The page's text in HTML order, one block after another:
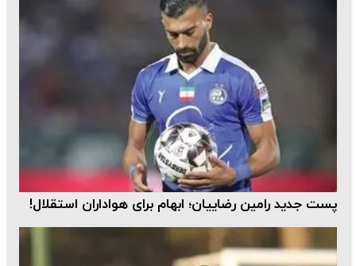
پست جدید رامین رضاییان؛ ابهام برای هواداران استقلال!